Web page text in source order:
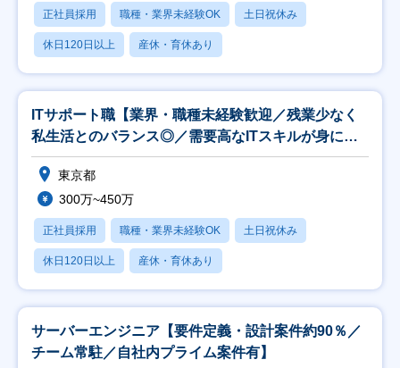
正社員採用 職種・業界未経験OK 土日祝休み
休日120日以上 産休・育休あり
ITサポート職【業界・職種未経験歓迎／残業少なく
私生活とのバランス◎／需要高なITスキルが身につ
く】
東京都
300万~450万
正社員採用 職種・業界未経験OK 土日祝休み
休日120日以上 産休・育休あり
サーバーエンジニア【要件定義・設計案件約90％／
チーム常駐／自社内プライム案件有】